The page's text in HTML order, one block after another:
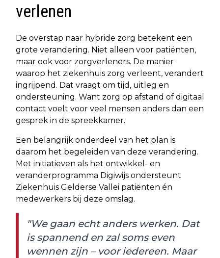
verlenen
De overstap naar hybride zorg betekent een
grote verandering. Niet alleen voor patiënten,
maar ook voor zorgverleners. De manier
waarop het ziekenhuis zorg verleent, verandert
ingrijpend. Dat vraagt om tijd, uitleg en
ondersteuning. Want zorg op afstand of digitaal
contact voelt voor veel mensen anders dan een
gesprek in de spreekkamer.
Een belangrijk onderdeel van het plan is
daarom het begeleiden van deze verandering.
Met initiatieven als het ontwikkel- en
veranderprogramma Digiwijs ondersteunt
Ziekenhuis Gelderse Vallei patiënten én
medewerkers bij deze omslag.
"We gaan echt anders werken. Dat
is spannend en zal soms even
wennen zijn – voor iedereen. Maar